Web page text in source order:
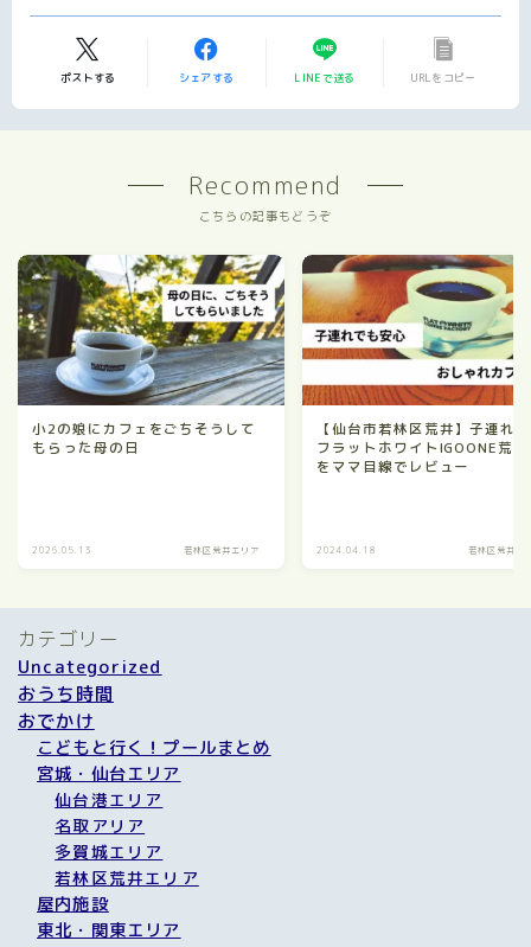
ポストする シェアする LINEで送る URLをコピー
Recommend
こちらの記事もどうぞ
小2の娘にカフェをごちそうして
もらった母の日
2026.05.13 若林区荒井エリア
【仙台市若林区荒井】子連れ
フラットホワイトIGOONE荒
をママ目線でレビュー
2024.04.18 若林区荒井エ
カテゴリー
Uncategorized
おうち時間
おでかけ
こどもと行く！プールまとめ
宮城・仙台エリア
仙台港エリア
名取アリア
多賀城エリア
若林区荒井エリア
屋内施設
東北・関東エリア